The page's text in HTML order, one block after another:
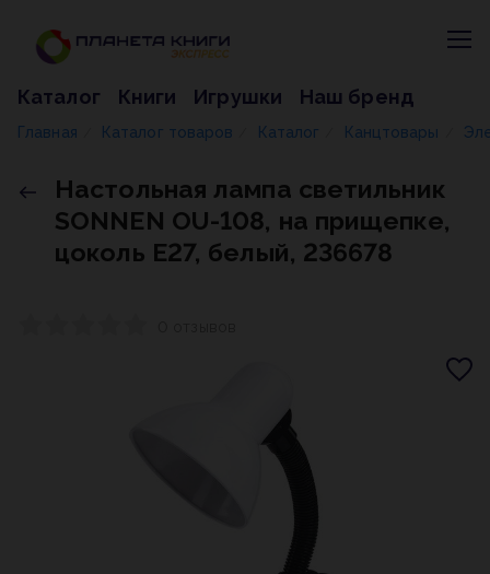
Каталог Книги Игрушки Наш бренд
Главная Каталог товаров Каталог Канцтовары
Настольная лампа светильник
SONNEN OU-108, на прищепке,
цоколь Е27, белый, 236678